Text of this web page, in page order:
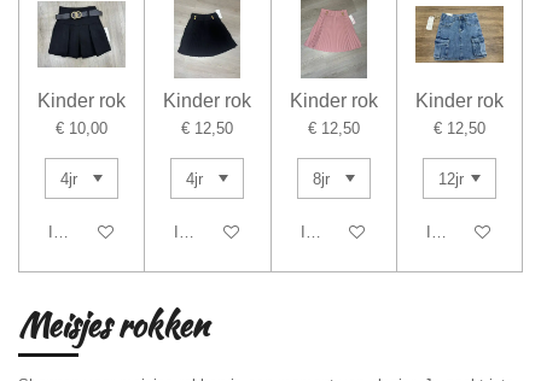
Kinder rok
€ 10,00
In winkelwagen
Kinder rok
€ 12,50
In winkelwagen
Kinder rok
€ 12,50
In winkelwagen
Kinder rok
€ 12,50
In winkelwagen
Meisjes rokken